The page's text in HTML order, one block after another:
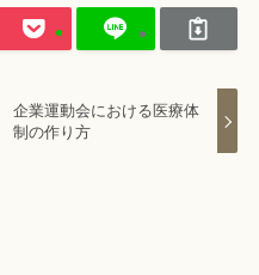
企業運動会における医療体
制の作り方